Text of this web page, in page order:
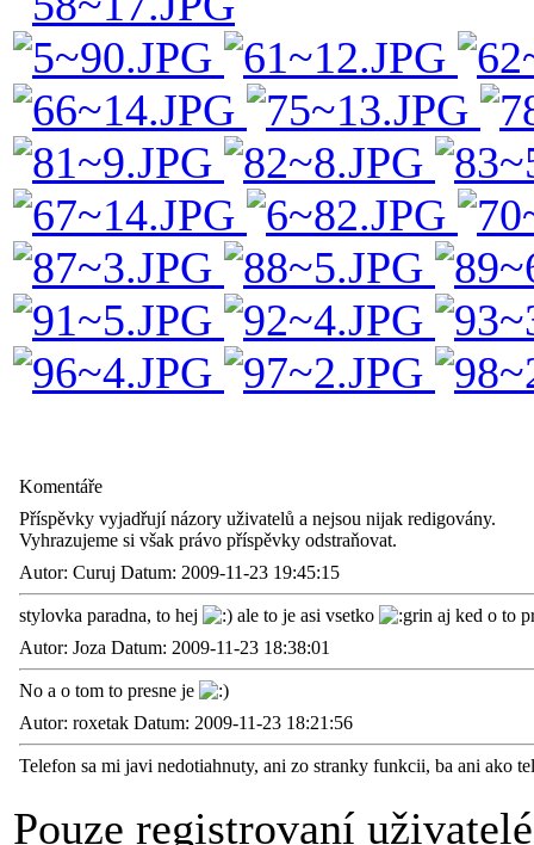
Komentáře
Příspěvky vyjadřují názory uživatelů a nejsou nijak redigovány.
Vyhrazujeme si však právo příspěvky odstraňovat.
Autor: Curuj Datum: 2009-11-23 19:45:15
stylovka paradna, to hej ale to je asi vsetko
aj ked o to
Autor: Joza Datum: 2009-11-23 18:38:01
No a o tom to presne je
Autor: roxetak Datum: 2009-11-23 18:21:56
Telefon sa mi javi nedotiahnuty, ani zo stranky funkcii, ba ani ako
Pouze registrovaní